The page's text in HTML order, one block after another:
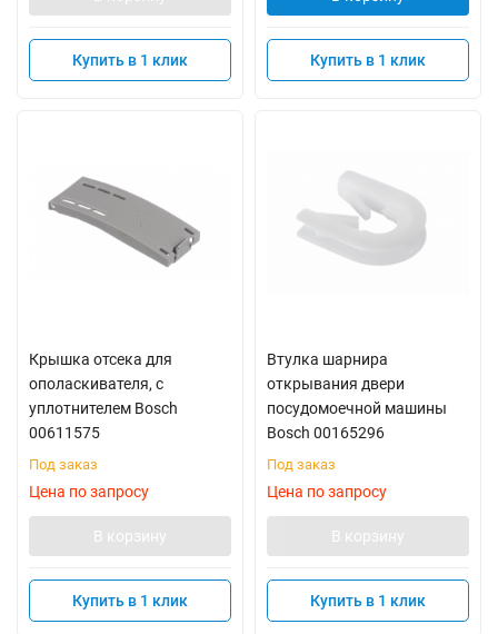
Купить в 1 клик Купить в 1 клик
Крышка отсека для
ополаскивателя, с
уплотнителем Bosch
00611575
Под заказ
Цена по запросу
В корзину
Купить в 1 клик
Втулка шарнира
открывания двери
посудомоечной машины
Bosch 00165296
Под заказ
Цена по запросу
В корзину
Купить в 1 клик